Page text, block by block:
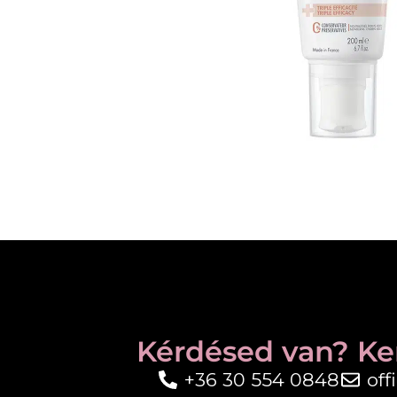
Kérdésed van?
+36 30 554 0848